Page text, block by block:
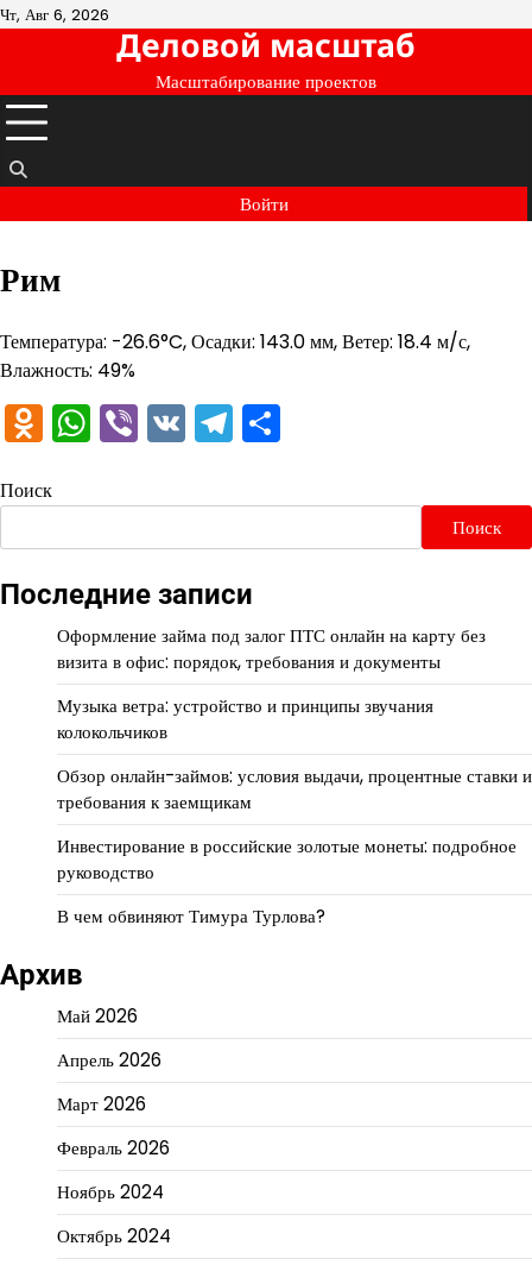
Перейти
Чт, Авг 6, 2026
Деловой масштаб
Масштабирование проектов
Войти
Рим
Температура: -26.6°C, Осадки: 143.0 мм, Ветер: 18.4 м/с,
Влажность: 49%
Odnoklassniki
WhatsApp
Viber
VKTelegram
Поиск
Поиск
Последние записи
Оформление займа под залог ПТС онлайн на карту без
визита в офис: порядок, требования и документы
Музыка ветра: устройство и принципы звучания
колокольчиков
Обзор онлайн-займов: условия выдачи, процентные ставки и
требования к заемщикам
Инвестирование в российские золотые монеты: подробное
руководство
В чем обвиняют Тимура Турлова?
Архив
Май 2026
Апрель 2026
Март 2026
Февраль 2026
Ноябрь 2024
Октябрь 2024